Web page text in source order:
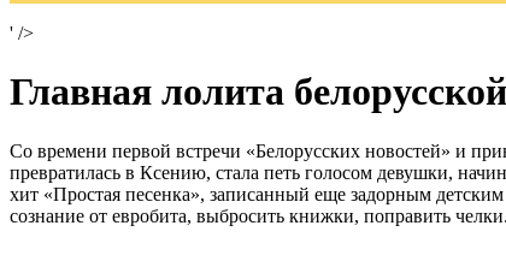
' />
Главная лолита
Со времени первой встречи «Белорусских новостей» и
превратилась в Ксению, стала петь голосом девушки,
хит «Простая песенка», записанный еще задорным
сознание от евробита, выбросить книжки, поправить